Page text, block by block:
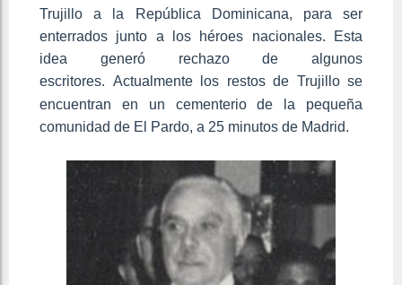
Trujillo a la República Dominicana, para ser
enterrados junto a los héroes nacionales. Esta
idea generó rechazo de algunos
escritores. Actualmente los restos de Trujillo se
encuentran en un cementerio de la pequeña
comunidad de El Pardo, a 25 minutos de Madrid.